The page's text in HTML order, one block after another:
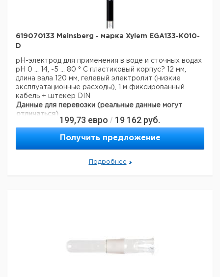
619070133 Meinsberg - марка Xylem EGA133-K010-
D
pH-электрод для применения в воде и сточных водах
рН 0 ... 14, -5 ... 80 ° С пластиковый корпус? 12 мм,
длина вала 120 мм, гелевый электролит (низкие
эксплуатационные расходы), 1 м фиксированный
кабель + штекер DIN
Данные для перевозки (реальные данные могут
отличаться)
Страна происхождения:Германия
199,73 евро / 19 162 руб.
Получить предложение
Подробнее